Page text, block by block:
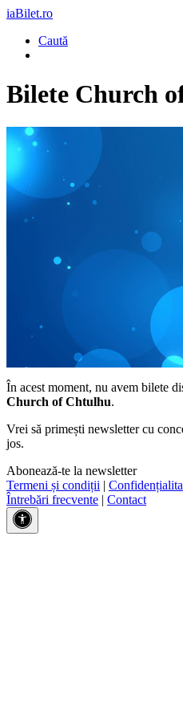
iaBilet.ro
Caută
Bilete Church
În acest moment, nu avem bilete
Church of Chtulhu.
Vrei să primești newsletter cu
jos.
Abonează-te la newsletter
Termeni și condiții |
Întrebări frecvente | Contact